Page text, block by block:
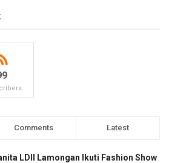
Comments Latest
LDII Lamongan Ikuti Fashion Show